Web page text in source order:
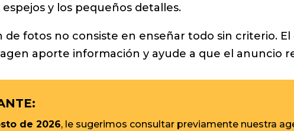
espejos y los pequeños detalles.
de fotos no consiste en enseñar todo sin criterio.
aporte información y ayude a que el anuncio
de 2026, le sugerimos consultar previamente nuestra